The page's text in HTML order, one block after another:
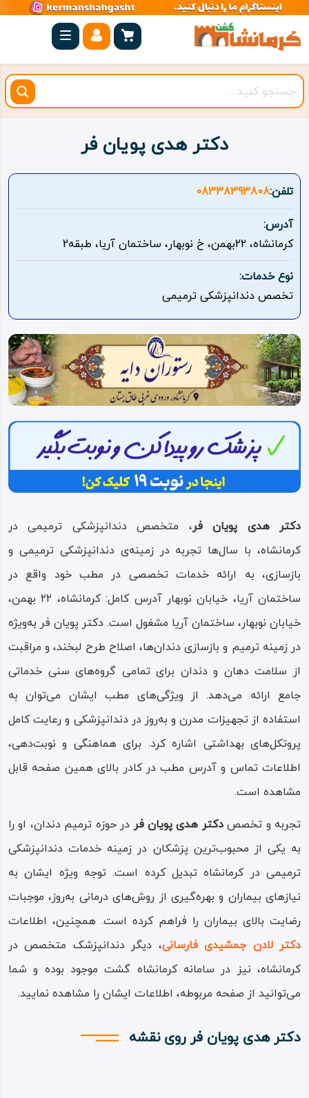
صفحه
اصلی
کرمانشاه
شهرستان
بیستون
روستاهای
هدف
اقامتگاه
ویدئو
درباره
ما
دکتر هدی پویان فر
تلفن:08338393808
آدرس:
کرمانشاه، 22بهمن، خ نوبهار، ساختمان آریا، طبقه2
نوع خدمات:
تخصص دندانپزشکی ترمیمی
دکتر هدی پویان فر، متخصص دندانپزشکی ترمیمی در
کرمانشاه، با سال‌ها تجربه در زمینه‌ی دندانپزشکی ترمیمی و
بازسازی، به ارائه خدمات تخصصی در مطب خود واقع در
ساختمان آریا، خیابان نوبهار آدرس کامل: کرمانشاه، ۲۲ بهمن،
خیابان نوبهار، ساختمان آریا مشغول است. دکتر پویان فر به‌ویژه
در زمینه ترمیم و بازسازی دندان‌ها، اصلاح طرح لبخند، و مراقبت
از سلامت دهان و دندان برای تمامی گروه‌های سنی خدماتی
جامع ارائه می‌دهد. از ویژگی‌های مطب ایشان می‌توان به
استفاده از تجهیزات مدرن و به‌روز در دندانپزشکی و رعایت کامل
پروتکل‌های بهداشتی اشاره کرد. برای هماهنگی و نوبت‌دهی،
اطلاعات تماس و آدرس مطب در کادر بالای همین صفحه قابل
مشاهده است.
تجربه و تخصصدکتر هدی پویان فر در حوزه ترمیم دندان، او را
به یکی از محبوب‌ترین پزشکان در زمینه خدمات دندانپزشکی
ترمیمی در کرمانشاه تبدیل کرده است. توجه ویژه ایشان به
نیازهای بیماران و بهره‌گیری از روش‌های درمانی به‌روز، موجبات
رضایت بالای بیماران را فراهم کرده است. همچنین، اطلاعات
دکتر لادن جمشیدی فارسانی، دیگر دندانپزشک متخصص در
کرمانشاه، نیز در سامانه کرمانشاه گشت موجود بوده و شما
می‌توانید از صفحه مربوطه، اطلاعات ایشان را مشاهده نمایید.
دکتر هدی پویان فر روی نقشه